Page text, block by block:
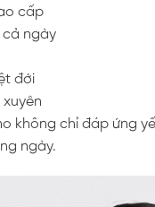
cấp
ngày
đới
không chỉ đáp ứng
ngày.